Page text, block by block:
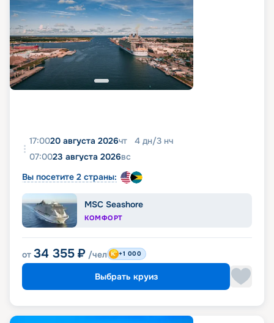
17:0020 августа 2026чт 4 дн/3 нч
07:0023 августа 2026вс
Вы посетите 2 страны:
MSC Seashore
КОМФОРТ
от 34 355 ₽ /чел +1 000
Выбрать круиз